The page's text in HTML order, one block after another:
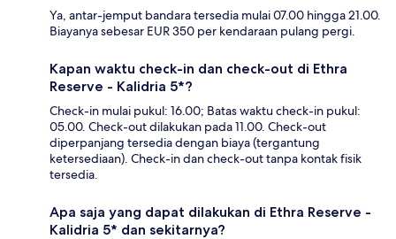
Ya, antar-jemput bandara tersedia mulai 07.00 hingga 21.00.
Biayanya sebesar EUR 350 per kendaraan pulang pergi.
Kapan waktu check-in dan check-out di Ethra
Reserve - Kalidria 5*?
Check-in mulai pukul: 16.00; Batas waktu check-in pukul:
05.00. Check-out dilakukan pada 11.00. Check-out
diperpanjang tersedia dengan biaya (tergantung
ketersediaan). Check-in dan check-out tanpa kontak fisik
tersedia.
Apa saja yang dapat dilakukan di Ethra Reserve -
Kalidria 5* dan sekitarnya?